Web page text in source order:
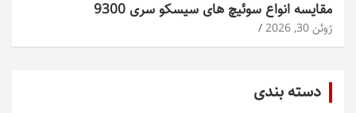
مقایسه انواع سوئیچ های سیسکو سری 9300
ژوئن 30, 2026
دسته بندی